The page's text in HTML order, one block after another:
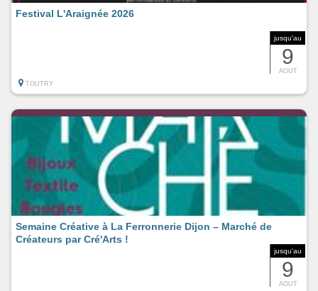
jusqu'au
9
AOUT
Festival L'Araignée 2026
TOUTRY
jusqu'au
9
AOUT
Semaine Créative à La Ferronnerie Dijon – Marché de
Créateurs par Cré'Arts !